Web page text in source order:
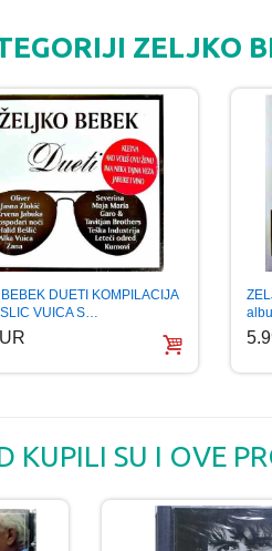
ZELJKO
DUETI KOMPILACIJA
VUICA S…
KUPILI SU I OVE